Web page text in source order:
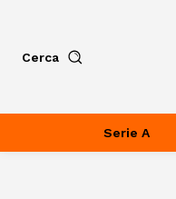
Cerca
Serie A